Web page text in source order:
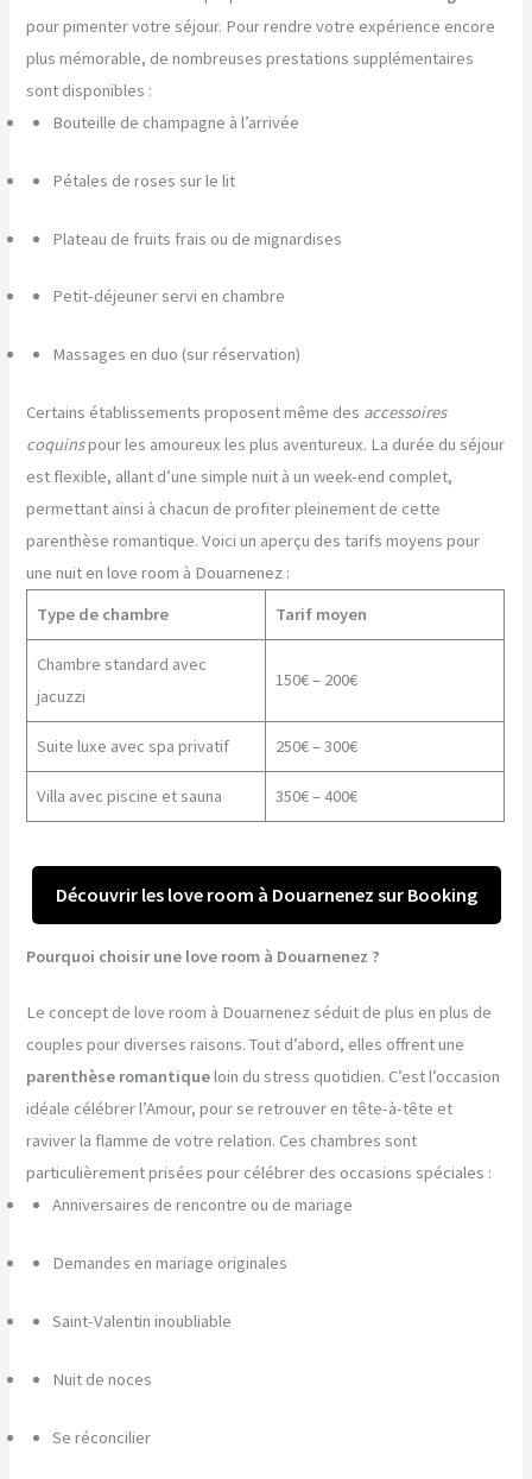
pour pimenter votre séjour. Pour rendre votre expérience encore
plus mémorable, de nombreuses prestations supplémentaires
sont disponibles :
Bouteille de champagne à l’arrivée
Pétales de roses sur le lit
Plateau de fruits frais ou de mignardises
Petit-déjeuner servi en chambre
Massages en duo (sur réservation)
Certains établissements proposent même des accessoires
coquinspour les amoureux les plus aventureux. La durée du séjour
est flexible, allant d’une simple nuit à un week-end complet,
permettant ainsi à chacun de profiter pleinement de cette
parenthèse romantique. Voici un aperçu des tarifs moyens pour
une nuit en love room à Douarnenez :
Type de chambre
Tarif moyen
Chambre standard avec
jacuzzi
150€ – 200€
Suite luxe avec spa privatif 250€ – 300€
Villa avec piscine et sauna 350€ – 400€
Découvrir les love room à Douarnenez sur Booking
Pourquoi choisir une love room à Douarnenez ?
Le concept de love room à Douarnenez séduit de plus en plus de
couples pour diverses raisons. Tout d’abord, elles offrent une
parenthèse romantiqueloin du stress quotidien. C’est l’occasion
idéale célébrer l’Amour, pour se retrouver en tête-à-tête et
raviver la flamme de votre relation. Ces chambres sont
particulièrement prisées pour célébrer des occasions spéciales :
Anniversaires de rencontre ou de mariage
Demandes en mariage originales
Saint-Valentin inoubliable
Nuit de noces
Se réconcilier